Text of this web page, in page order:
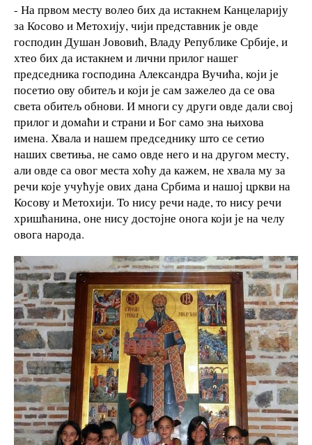
- На првом месту волео бих да истакнем Канцеларију
за Косово и Метохију, чији представник је овде
господин Душан Јововић, Владу Републике Србије, и
хтео бих да истакнем и лични прилог нашег
председника господина Александра Вучића, који је
посетио ову обитељ и који је сам зажелео да се ова
света обитељ обнови. И многи су други овде дали свој
прилог и домаћи и страни и Бог само зна њихова
имена. Хвала и нашем председнику што се сетио
наших светиња, не само овде него и на другом месту,
али овде са овог места хоћу да кажем, не хвала му за
речи које учућује ових дана Србима и нашој цркви на
Косову и Метохији. То нису речи наде, то нису речи
хришћанина, оне нису достојне онога који је на челу
овога народа.